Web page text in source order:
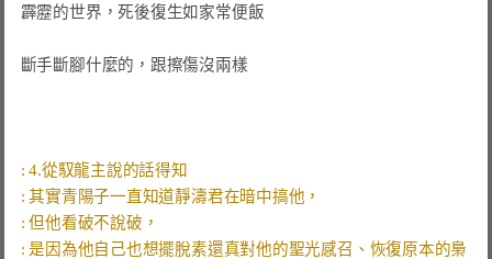
霹靂的世界，死後復生如家常便飯
斷手斷腳什麼的，跟擦傷沒兩樣
: 是因為他自己也想擺脫素還真對他的聖光感召、恢復原本的梟